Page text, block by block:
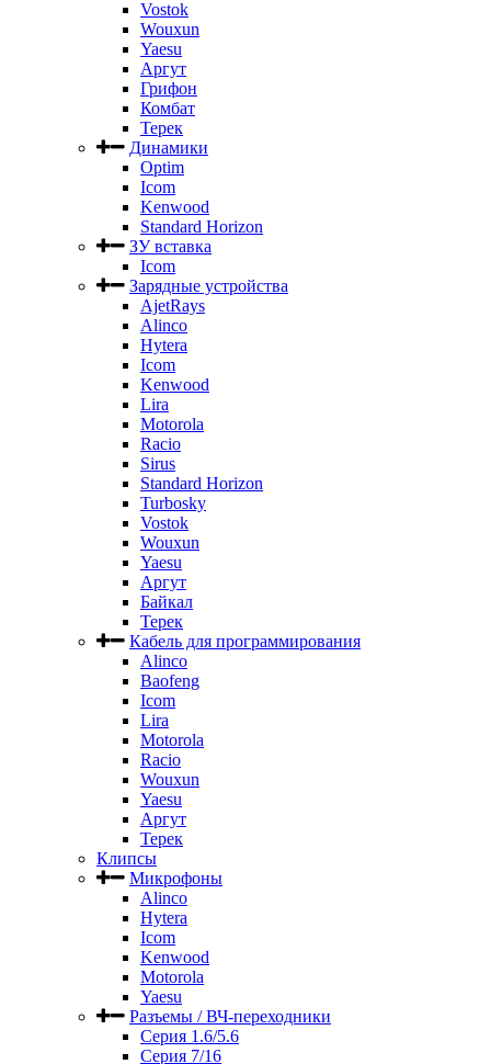
Vostok
Wouxun
Yaesu
Аргут
Грифон
Комбат
Терек
Динамики
Optim
Icom
Kenwood
Standard Horizon
ЗУ вставка
Icom
Зарядные устройства
AjetRays
Alinco
Hytera
Icom
Kenwood
Lira
Motorola
Racio
Sirus
Standard Horizon
Turbosky
Vostok
Wouxun
Yaesu
Аргут
Байкал
Терек
Кабель для программирования
Alinco
Baofeng
Icom
Lira
Motorola
Racio
Wouxun
Yaesu
Аргут
Терек
Клипсы
Микрофоны
Alinco
Hytera
Icom
Kenwood
Motorola
Yaesu
Разъемы / ВЧ-переходники
Серия 1.6/5.6
Серия 7/16